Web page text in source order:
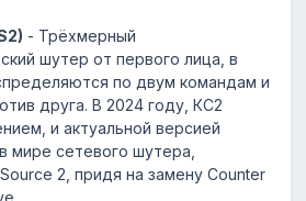
- Трёхмерный
шутер от первого лица, в
по двум командам и
друга. В 2024 году, КС2
и актуальной версией
мире сетевого шутера,
2, придя на замену Counter